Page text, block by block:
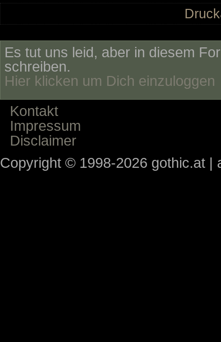
Es tut uns leid, aber in diesem
schreiben.
Hier klicken um Dich einzuloggen
Kontakt
Impressum
Disclaimer
Copyright © 1998-2026 gothic.at |